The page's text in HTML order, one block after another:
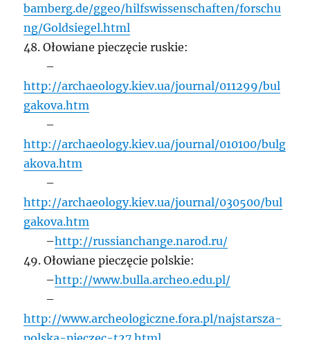
bamberg.de/ggeo/hilfswissenschaften/forschu
ng/Goldsiegel.html
48. Ołowiane pieczęcie ruskie:
–
http://archaeology.kiev.ua/journal/011299/bul
gakova.htm
–
http://archaeology.kiev.ua/journal/010100/bulg
akova.htm
–
http://archaeology.kiev.ua/journal/030500/bul
gakova.htm
–http://russianchange.narod.ru/
49. Ołowiane pieczęcie polskie:
–http://www.bulla.archeo.edu.pl/
–
http://www.archeologiczne.fora.pl/najstarsza-